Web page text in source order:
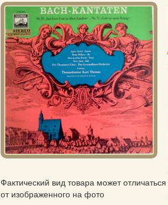
Фактический вид товара может отличаться
от изображенного на фото